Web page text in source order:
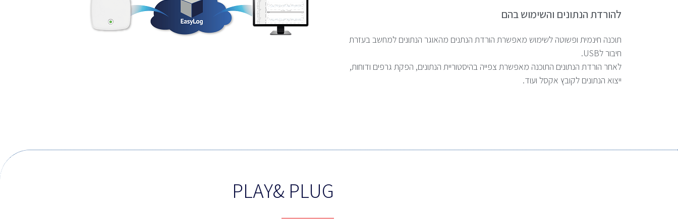
להורדת הנתונים והשימוש בהם
תוכנה חינמית ופשוטה לשימוש מאפשרת הורדת הנתנים מהאוגר הנתונים למחשב בעזרת
חיבור לUSB.
לאחר הורדת הנתונים התוכנה מאפשרת צפייה בהיסטוריית הנתונים, הפקת גרפים ודוחות,
ייצוא הנתונים לקובץ אקסל ועוד.
PLAY& PLUG